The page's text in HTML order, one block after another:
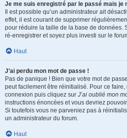
Je me suis enregistré par le passé mais je
Il est possible qu’un administrateur ait
effet, il est courant de supprimer
pour réduire la taille de la base de données.
ré-enregistrer et soyez plus investi sur le
Haut
J’ai perdu mon mot de passe !
Pas de panique ! Bien que votre mot de
peut facilement être réinitialisé. Pour ce
connexion puis cliquez sur J’ai oublié mon
instructions énoncées et vous devriez
Si toutefois vous ne parveniez pas à
un administrateur du forum.
Haut